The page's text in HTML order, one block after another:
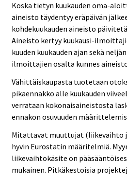
Koska tietyn kuukauden oma-
aineisto täydentyy eräpäivän
kohdekuukauden aineisto
Aineisto kertyy kuukausi-
kuuden kuukauden ajan sekä
ilmoittajien osalta kunnes
Vähittäiskaupasta tuotetaan
pikaennakko alle kuukauden
verrataan kokonaisaineistosta
ennakon osuvuuden
Mitattavat muuttujat (liikevaihto
hyvin Eurostatin määritelmiä.
liikevaihtokäsite on
mukainen. Pitkäkestoisia